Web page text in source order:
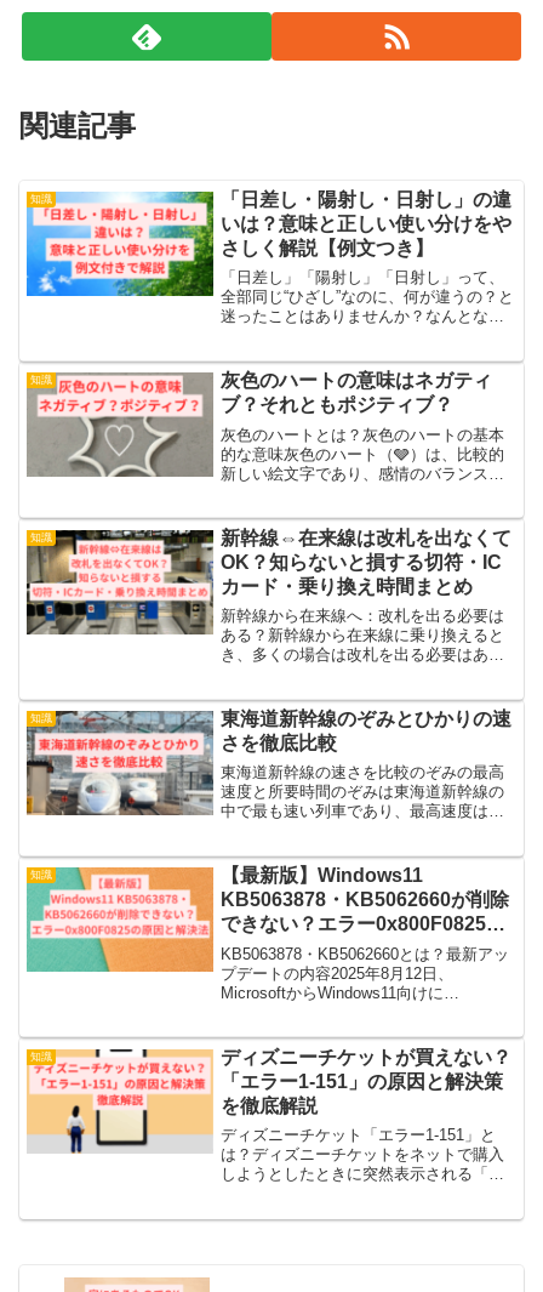
関連記事
知識
「日差し・陽射し・日射し」の違
いは？意味と正しい使い分けをや
さしく解説【例文つき】
「日差し」「陽射し」「日射し」って、
全部同じ“ひざし”なのに、何が違うの？と
迷ったことはありませんか？なんとなく
よね。この記事では、・3つの言葉の意味
の違い・シーン別の...
知識
灰色のハートの意味はネガティ
ブ？それともポジティブ？
灰色のハートとは？灰色のハートの基本
的な意味灰色のハート（🩶）は、比較的
新しい絵文字であり、感情のバランスや
なり、感情を大きく揺さぶるのではな
く、穏やかで静かな愛やつな...
知識
新幹線⇔在来線は改札を出なくて
OK？知らないと損する切符・IC
カード・乗り換え時間まとめ
新幹線から在来線へ：改札を出る必要は
ある？新幹線から在来線に乗り換えると
き、多くの場合は改札を出る必要はあり
構造や利用する切符の種類によっては、
一度外に出る必要がある場...
知識
東海道新幹線のぞみとひかりの速
さを徹底比較
東海道新幹線の速さを比較のぞみの最高
速度と所要時間のぞみは東海道新幹線の
中で最も速い列車であり、最高速度は時
り、停車駅が少ないため短時間で移動で
きます。ひかりの...
知識
【最新版】Windows11
KB5063878・KB5062660が削除
できない？エラー0x800F0825の
原因と解決法
KB5063878・KB5062660とは？最新アッ
プデートの内容2025年8月12日、
MicrosoftからWindows11向けに
24H2（ビルド26100....
知識
ディズニーチケットが買えない？
「エラー1-151」の原因と解決策
を徹底解説
ディズニーチケット「エラー1-151」と
は？ディズニーチケットをネットで購入
しようとしたときに突然表示される「エ